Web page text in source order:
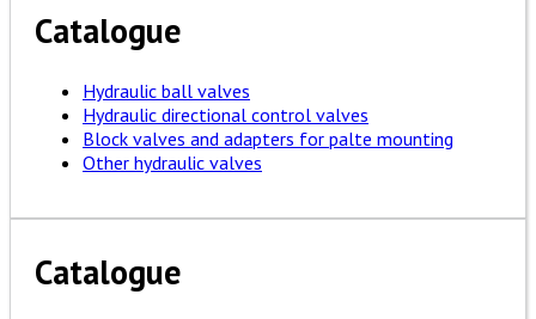
Catalogue
Hydraulic ball valves
Hydraulic directional control valves
Block valves and adapters for palte mounting
Other hydraulic valves
Catalogue